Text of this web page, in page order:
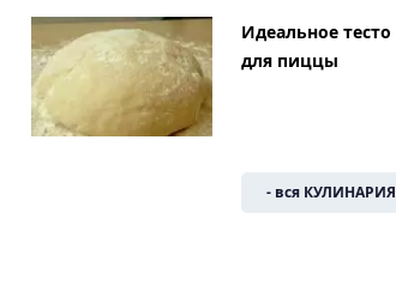
Идеальное тесто
для пиццы
- вся КУЛИНАРИЯ